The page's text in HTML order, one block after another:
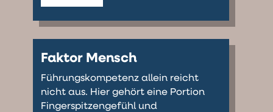
Faktor Mensch
Führungskompetenz allein reicht
nicht aus. Hier gehört eine Portion
Fingerspitzengefühl und